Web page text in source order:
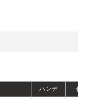
ハンデ 偏